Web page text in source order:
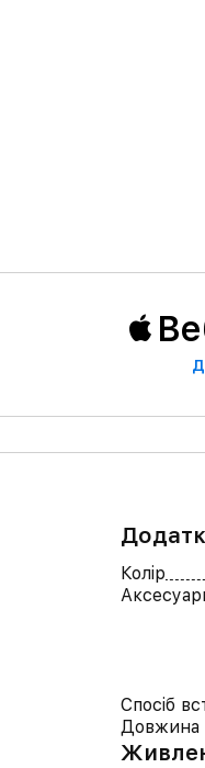
Колір
Спосіб
Довжина